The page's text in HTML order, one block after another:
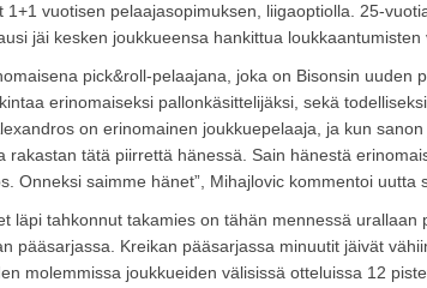
1+1 vuotisen pelaajasopimuksen, liigaoptiolla. 25-
jäi kesken joukkueensa hankittua
pick&roll-pelaajana, joka on Bisonsin uuden
erinomaiseksi pallonkäsittelijäksi, sekä
on erinomainen joukkuepelaaja, ja kun
rakastan tätä piirrettä hänessä. Sain hänestä
Onneksi saimme hänet”, Mihajlovic kommentoi uutta
läpi tahkonnut takamies on tähän mennessä urallaan
pääsarjassa. Kreikan pääsarjassa minuutit jäivät
molemmissa joukkueiden välisissä otteluissa 12